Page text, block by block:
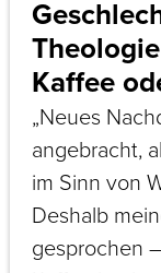
Kaffee
„Neues
angebracht,
im Sinn von
Deshalb
gesprochen